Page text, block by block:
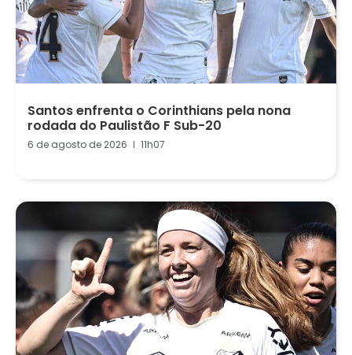
Santos enfrenta o Corinthians pela nona
rodada do Paulistão F Sub-20
6 de agosto de 2026 11h07